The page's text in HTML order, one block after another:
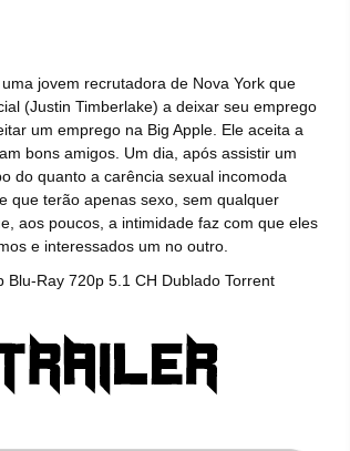
jovem recrutadora de Nova York que
(Justin Timberlake) a deixar seu emprego
um emprego na Big Apple. Ele aceita a
bons amigos. Um dia, após assistir um
do quanto a carência sexual incomoda
que terão apenas sexo, sem qualquer
aos poucos, a intimidade faz com que eles
e interessados um no outro.
Blu-Ray 720p 5.1 CH Dublado Torrent